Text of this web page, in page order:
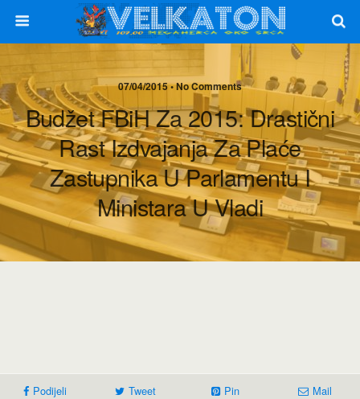
07/04/2015 • No Comments
Budžet FBiH Za 2015: Drastični
Rast Izdvajanja Za Plaće
Zastupnika U Parlamentu I
Ministara U Vladi
Podijeli Tweet Pin Mail